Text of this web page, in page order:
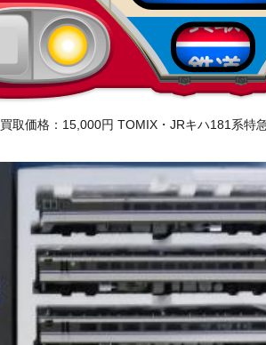
買取価格：15,000円 TOMIX・JRキハ181系特